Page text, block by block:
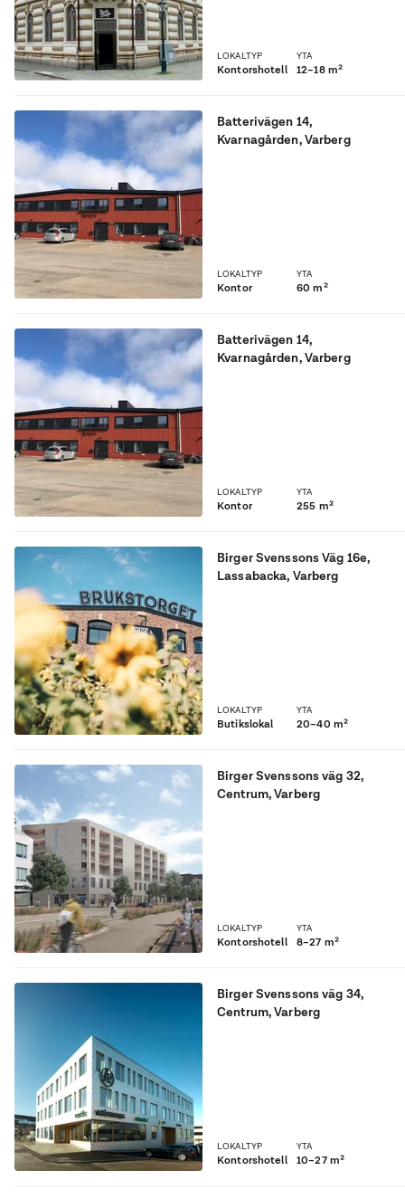
LOKALTYP
Kontorshotell
YTA
12–18 m²
Batterivägen 14,
Kvarnagården, Varberg
LOKALTYP
Kontor
YTA
60 m²
Batterivägen 14,
Kvarnagården, Varberg
LOKALTYP
Kontor
YTA
255 m²
Birger Svenssons Väg 16e,
Lassabacka, Varberg
LOKALTYP
Butikslokal
YTA
20–40 m²
Birger Svenssons väg 32,
Centrum, Varberg
LOKALTYP
Kontorshotell
YTA
8–27 m²
Birger Svenssons väg 34,
Centrum, Varberg
LOKALTYP
Kontorshotell
YTA
10–27 m²